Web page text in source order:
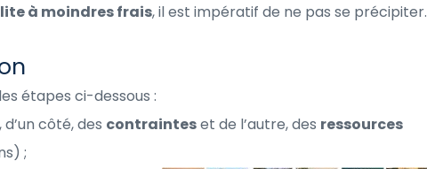
à moindres frais, il est impératif de ne pas se précipiter.
étapes ci-dessous :
côté, des contrainteset de l’autre, des ressources
;